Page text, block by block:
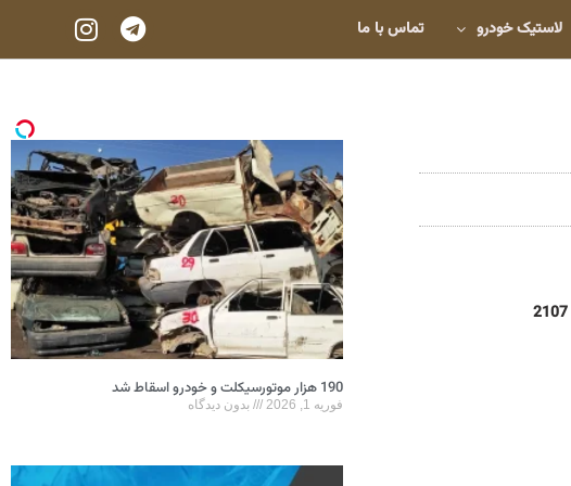
لاستیک خودرو تماس با ما
190 هزار موتورسیکلت و خودرو اسقاط شد
فوریه 1, 2026 بدون دیدگاه